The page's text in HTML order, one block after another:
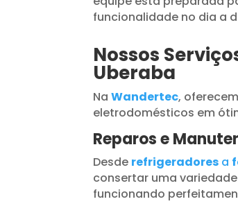
funcionalidade no dia a
Nossos
Uberaba
NaWandertec,
eletrodomésticos em
Reparos e
Desde refrigeradores a
consertar uma
funcionando